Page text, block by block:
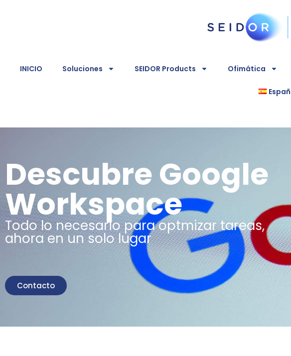
INICIO Soluciones SEIDOR Products Ofimática
Descubre Google
Workspace
Todo lo necesario para optmizar tareas,
ahora en un solo lugar
Contacto